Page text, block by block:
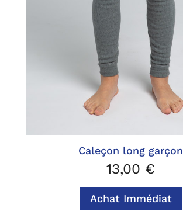
Caleçon long garçon
13,00 €
Achat Immédiat